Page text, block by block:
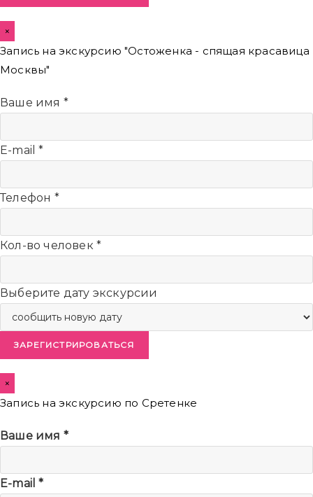
×
Запись на экскурсию "Остоженка - спящая красавица
Москвы"
Ваше имя *
E-mail*
Телефон *
Кол-во человек *
Выберите дату экскурсии
ЗАРЕГИСТРИРОВАТЬСЯ
×
Запись на экскурсию по Сретенке
Ваше имя *
E-mail*